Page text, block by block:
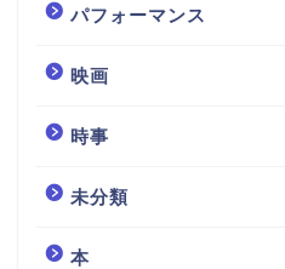
パフォーマンス
映画
時事
未分類
本